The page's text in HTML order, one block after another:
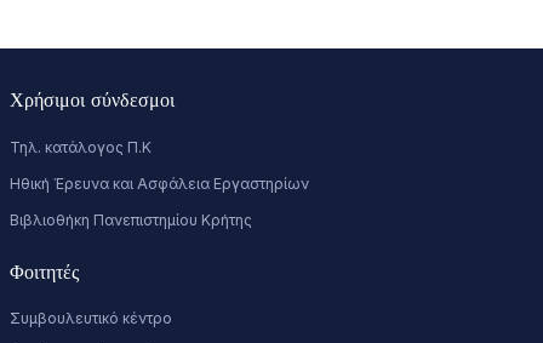
Χρήσιμοι σύνδεσμοι
Τηλ. κατάλογος Π.Κ
Ηθική Έρευνα και Ασφάλεια Εργαστηρίων
Βιβλιοθήκη Πανεπιστημίου Κρήτης
Φοιτητές
Συμβουλευτικό κέντρο